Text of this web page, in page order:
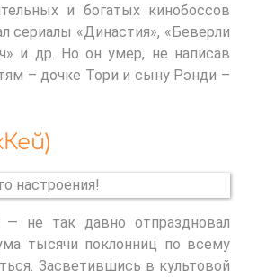
и богатых кинобоссов
сериалы «Династия», «Беверли
и др. Но он умер, не написав
– дочке Тори и сыну Рэнди –
не так давно отпраздновал
тысячи поклонниц по всему
Засветившись в культовой